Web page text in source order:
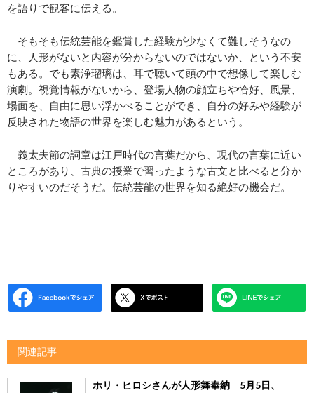
を語りで観客に伝える。
そもそも伝統芸能を鑑賞した経験が少なくて難しそうなの
に、人形がないと内容が分からないのではないか、という不安
もある。でも素浄瑠璃は、耳で聴いて頭の中で想像して楽しむ
演劇。視覚情報がないから、登場人物の顔立ちや恰好、風景、
場面を、自由に思い浮かべることができ、自分の好みや経験が
反映された物語の世界を楽しむ魅力があるという。
義太夫節の詞章は江戸時代の言葉だから、現代の言葉に近い
ところがあり、古典の授業で習ったような古文と比べると分か
りやすいのだそうだ。伝統芸能の世界を知る絶好の機会だ。
関連記事
ホリ・ヒロシさんが人形舞奉納 5月5日、